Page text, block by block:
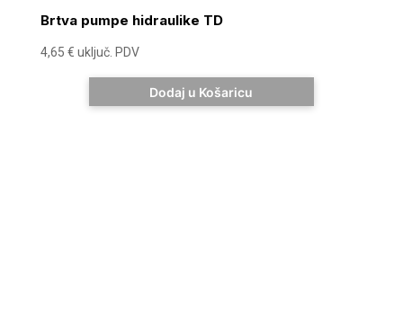
Brtva pumpe hidraulike TD
4,65 € uključ. PDV
Dodaj u Košaricu